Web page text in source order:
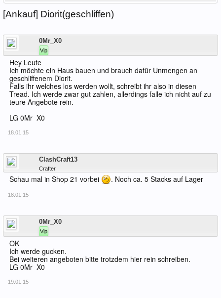
[Ankauf] Diorit(geschliffen)
0Mr_X0
Vip
Hey Leute
Ich möchte ein Haus bauen und brauch dafür Unmengen an
geschliffenem Diorit.
Falls ihr welches los werden wollt, schreibt ihr also in diesen
Tread. Ich werde zwar gut zahlen, allerdings falle ich nicht auf zu
teure Angebote rein.
LG 0Mr_X0
18.01.15
ClashCraft13
Crafter
Schau mal in Shop 21 vorbei . Noch ca. 5 Stacks auf Lager
18.01.15
0Mr_X0
Vip
OK
Ich werde gucken.
Bei weiteren angeboten bitte trotzdem hier rein schreiben.
LG 0Mr_X0
19.01.15